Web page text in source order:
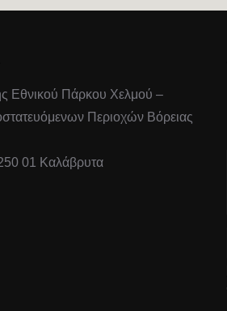
Εθνικού Πάρκου Χελμού –
Περιοχών Βόρειας
01 Καλάβρυτα